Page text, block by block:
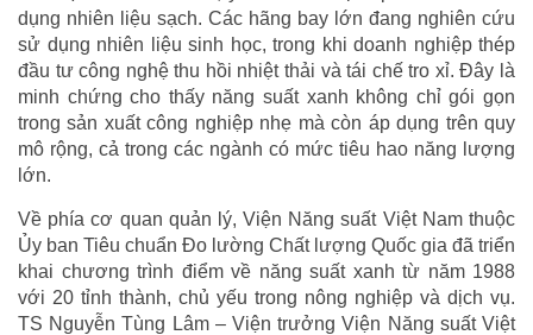
dụng nhiên liệu sạch. Các hãng bay lớn đang nghiên cứu
sử dụng nhiên liệu sinh học, trong khi doanh nghiệp thép
đầu tư công nghệ thu hồi nhiệt thải và tái chế tro xỉ. Đây là
minh chứng cho thấy năng suất xanh không chỉ gói gọn
trong sản xuất công nghiệp nhẹ mà còn áp dụng trên quy
mô rộng, cả trong các ngành có mức tiêu hao năng lượng
lớn.
Về phía cơ quan quản lý, Viện Năng suất Việt Nam thuộc
Ủy ban Tiêu chuẩn Đo lường Chất lượng Quốc gia đã triển
khai chương trình điểm về năng suất xanh từ năm 1988
với 20 tỉnh thành, chủ yếu trong nông nghiệp và dịch vụ.
TS Nguyễn Tùng Lâm – Viện trưởng Viện Năng suất Việt